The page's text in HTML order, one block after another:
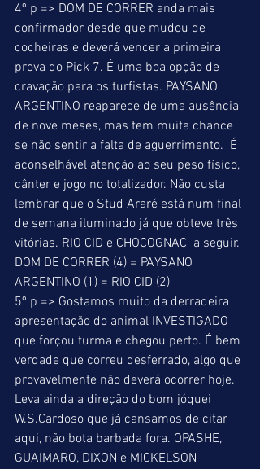
4º p => DOM DE CORRER anda mais
confirmador desde que mudou de
cocheiras e deverá vencer a primeira
prova do Pick 7. É uma boa opção de
cravação para os turfistas. PAYSANO
ARGENTINO reaparece de uma ausência
de nove meses, mas tem muita chance
se não sentir a falta de aguerrimento.  É
aconselhável atenção ao seu peso físico,
cânter e jogo no totalizador. Não custa
lembrar que o Stud Araré está num final
de semana iluminado já que obteve três
vitórias. RIO CID e CHOCOGNAC  a seguir.
DOM DE CORRER (4) = PAYSANO
ARGENTINO (1) = RIO CID (2)
5º p => Gostamos muito da derradeira
apresentação do animal INVESTIGADO
que forçou turma e chegou perto. É bem
verdade que correu desferrado, algo que
provavelmente não deverá ocorrer hoje.
Leva ainda a direção do bom jóquei
W.S.Cardoso que já cansamos de citar
aqui, não bota barbada fora. OPASHE,
GUAIMARO, DIXON e MICKELSON